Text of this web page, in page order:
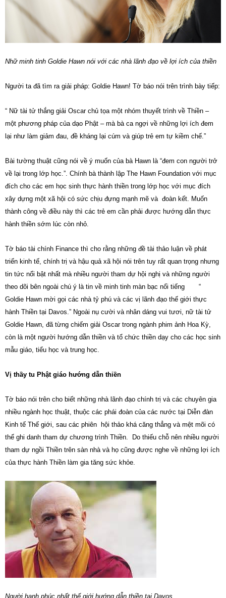
Nhữ minh tinh Goldie Hawn nói với các nhà lãnh đạo về lợi ích của thiền
Người ta đã tìm ra giải pháp: Goldie Hawn! Tờ báo nói trên trình bày tiếp:
“ Nữ tài tử thắng giải Oscar chủ tọa một nhóm thuyết trình về Thiền –
một phương pháp của dạo Phật – mà bà ca ngợi về những lợi ích đem
lại như làm giảm đau, đề kháng lại cúm và giúp trẻ em tự kiềm chế.”
Bài tường thuật cũng nói về ý muốn của bà Hawn là “đem con người trở
về lại trong lớp học.”. Chính bà thành lập The Hawn Foundation với mục
đích cho các em học sinh thực hành thiền trong lớp học với mục đích
xây dựng một xã hội có sức chịu đựng mạnh mẽ và đoàn kết. Muốn
thành công về điều này thì các trẻ em cần phải được hướng dẫn thực
hành thiền sớm lúc còn nhỏ.
Tờ báo tài chính Finance thì cho rằng những đề tài thảo luận về phát
triển kinh tế, chính trị và hậu quả xã hội nói trên tuy rất quan trọng nhưng
tin tức nổi bật nhất mà nhiều người tham dự hội nghị và những người
theo dõi bên ngoài chú ý là tin về minh tinh màn bạc nổi tiếng “
Goldie Hawn mời gọi các nhà tỷ phú và các vị lãnh đạo thế giới thực
hành Thiền tại Davos.” Ngoài nụ cười và nhân dáng vui tươi, nữ tài tử
Goldie Hawn, đã từng chiếm giải Oscar trong ngành phim ảnh Hoa Kỳ,
còn là một người hướng dẫn thiền và tổ chức thiền dạy cho các học sinh
mẫu giáo, tiểu học và trung học.
Vị thầy tu Phật giáo hướng dẫn thiền
Tờ báo nói trên cho biết những nhà lãnh đạo chính trị và các chuyên gia
nhiều ngành học thuật, thuộc các phái đoàn của các nước tại Diễn đàn
Kinh tế Thế giới, sau các phiên hội thảo khá căng thẳng và mệt mõi có
thể ghi danh tham dự chương trình Thiền. Do thiếu chỗ nên nhiều người
tham dự ngồi Thiền trên sàn nhà và họ cũng được nghe về những lợi ích
của thực hành Thiền làm gia tăng sức khỏe.
Người hạnh phúc nhất thế giới hướng dẫn thiền tại Davos